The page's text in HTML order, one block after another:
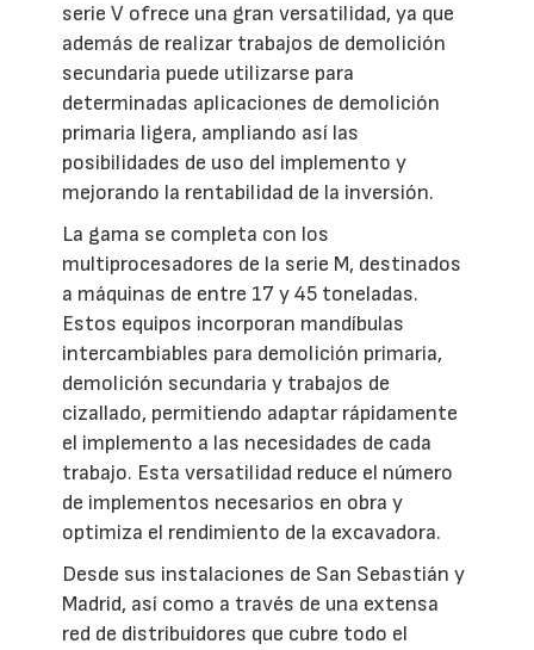
serie V ofrece una gran versatilidad, ya que
además de realizar trabajos de demolición
secundaria puede utilizarse para
determinadas aplicaciones de demolición
primaria ligera, ampliando así las
posibilidades de uso del implemento y
mejorando la rentabilidad de la inversión.
La gama se completa con los
multiprocesadores de la serie M, destinados
a máquinas de entre 17 y 45 toneladas.
Estos equipos incorporan mandíbulas
intercambiables para demolición primaria,
demolición secundaria y trabajos de
cizallado, permitiendo adaptar rápidamente
el implemento a las necesidades de cada
trabajo. Esta versatilidad reduce el número
de implementos necesarios en obra y
optimiza el rendimiento de la excavadora.
Desde sus instalaciones de San Sebastián y
Madrid, así como a través de una extensa
red de distribuidores que cubre todo el